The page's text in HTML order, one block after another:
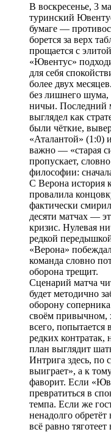
В воскресенье, 3
туринский
бумаге —
борется за верх
прощается с
«Ювентус»
для себя
более двух
без лишнего шума,
ничьи. Последний
выглядел как
были чёткие,
«Аталантой» (1:0)
важно — «старая
пропускает,
философии:
С Верона история
провалила
фактически
десяти матчах —
кризис. Нулевая
редкой
«Верона»
команда словно
оборона трещит.
Сценарий матча
будет методично
оборону
своём привычном,
всего, попытается
редких
план выглядит
Интрига здесь, по
выиграет», а к
фаворит. Если
превратиться в
темпа. Если же
ненадолго
всё равно